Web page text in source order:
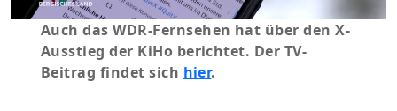
Auch das WDR-Fernsehen hat über den X-
Ausstieg der KiHo berichtet. Der TV-
Beitrag findet sich hier.